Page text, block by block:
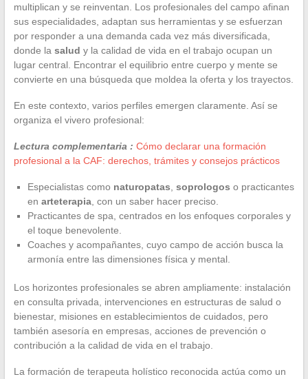
multiplican y se reinventan. Los profesionales del campo afinan
sus especialidades, adaptan sus herramientas y se esfuerzan
por responder a una demanda cada vez más diversificada,
donde la salud y la calidad de vida en el trabajo ocupan un
lugar central. Encontrar el equilibrio entre cuerpo y mente se
convierte en una búsqueda que moldea la oferta y los trayectos.
En este contexto, varios perfiles emergen claramente. Así se
organiza el vivero profesional:
Lectura complementaria : Cómo declarar una formación
profesional a la CAF: derechos, trámites y consejos prácticos
Especialistas como naturopatas soprologos o practicantes
en arteterapia, con un saber hacer preciso.
Practicantes de spa, centrados en los enfoques corporales y
el toque benevolente.
Coaches y acompañantes, cuyo campo de acción busca la
armonía entre las dimensiones física y mental.
Los horizontes profesionales se abren ampliamente: instalación
en consulta privada, intervenciones en estructuras de salud o
bienestar, misiones en establecimientos de cuidados, pero
también asesoría en empresas, acciones de prevención o
contribución a la calidad de vida en el trabajo.
La formación de terapeuta holístico reconocida actúa como un